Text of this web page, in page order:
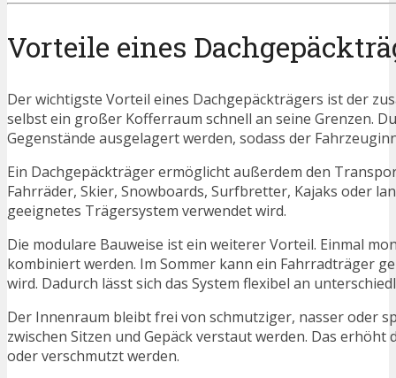
Vorteile eines
Der wichtigste Vorteil eines Dachgepäckträgers ist der
selbst ein großer Kofferraum schnell an seine Grenzen.
Gegenstände ausgelagert werden, sodass der
Ein Dachgepäckträger ermöglicht außerdem den
Fahrräder, Skier, Snowboards, Surfbretter, Kajaks oder
geeignetes Trägersystem verwendet wird.
Die modulare Bauweise ist ein weiterer Vorteil. Einmal
kombiniert werden. Im Sommer kann ein Fahrradträger
wird. Dadurch lässt sich das System flexibel an
Der Innenraum bleibt frei von schmutziger, nasser oder
zwischen Sitzen und Gepäck verstaut werden. Das
oder verschmutzt werden.